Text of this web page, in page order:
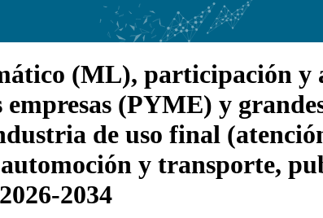
(ML), participación y
(PYME) y
de uso final
y transporte,
2034